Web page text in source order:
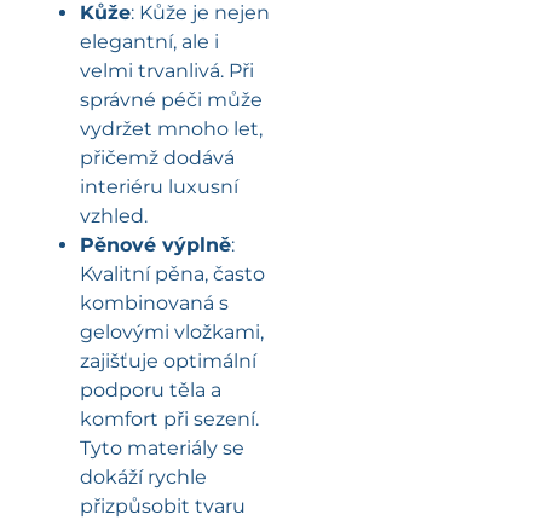
Kůže: Kůže je nejen
elegantní, ale i
velmi trvanlivá. Při
správné péči může
vydržet mnoho let,
přičemž dodává
interiéru luxusní
vzhled.
Pěnové výplně:
Kvalitní pěna, často
kombinovaná s
gelovými vložkami,
zajišťuje optimální
podporu těla a
komfort při sezení.
Tyto materiály se
dokáží rychle
přizpůsobit tvaru